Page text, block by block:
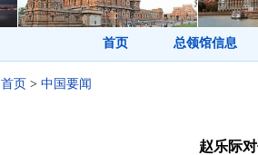
首页 总领馆信息
首页 > 中国要闻
赵乐际